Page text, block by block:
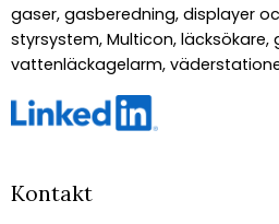
gaser, gasberedning, displayer
styrsystem, Multicon,
vattenläckagelarm,
Kontakt